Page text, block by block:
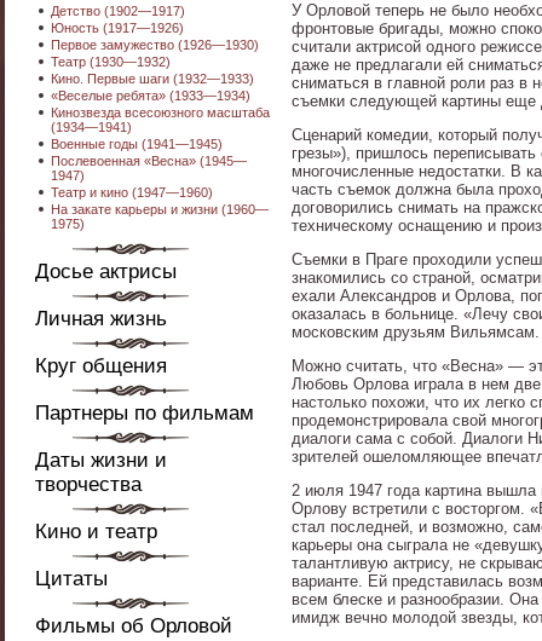
Детство (1902—1917)
Юность (1917—1926)
Первое замужество (1926—1930)
Театр (1930—1932)
Кино. Первые шаги (1932—1933)
«Веселые ребята» (1933—1934)
Кинозвезда всесоюзного масштаба
(1934—1941)
Военные годы (1941—1945)
Послевоенная «Весна» (1945—
1947)
Театр и кино (1947—1960)
На закате карьеры и жизни (1960—
1975)
Досье актрисы
Личная жизнь
Круг общения
Партнеры по фильмам
Даты жизни и
творчества
Кино и театр
Цитаты
Фильмы об Орловой
У Орловой теперь не было
фронтовые бригады, можно
считали актрисой одного
даже не предлагали ей
сниматься в главной роли раз в
съемки следующей картины еще
Сценарий комедии, который
грезы»), пришлось
многочисленные недостатки. В
часть съемок должна была
договорились снимать на
техническому оснащению и
Съемки в Праге проходили
знакомились со страной,
ехали Александров и Орлова,
оказалась в больнице. «Лечу
московским друзьям
Можно считать, что «Весна» —
Любовь Орлова играла в нем
настолько похожи, что их легко
продемонстрировала свой
диалоги сама с собой. Диалоги
зрителей ошеломляющее
2 июля 1947 года картина вышла
Орлову встретили с восторгом.
стал последней, и возможно,
карьеры она сыграла не
талантливую актрису, не
варианте. Ей представилась
всем блеске и разнообразии.
имидж вечно молодой звезды,